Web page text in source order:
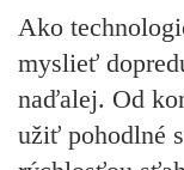
Ako
myslieť
naďalej. Od
užiť pohodlné